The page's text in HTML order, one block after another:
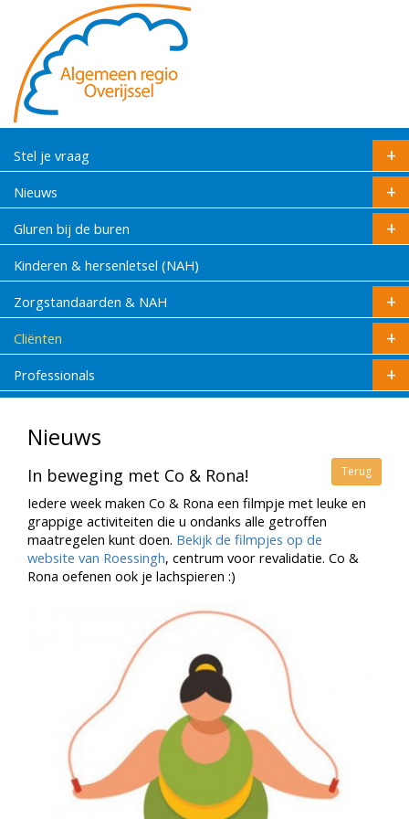
Stel je vraag
Nieuws
Gluren bij de buren
Kinderen & hersenletsel (NAH)
Zorgstandaarden & NAH
Cliënten
Professionals
Nieuws
Terug
In beweging met Co & Rona!
Iedere week maken Co & Rona een filmpje met leuke en
grappige activiteiten die u ondanks alle getroffen
maatregelen kunt doen. Bekijk de filmpjes op de
website van Roessingh, centrum voor revalidatie. Co &
Rona oefenen ook je lachspieren :)